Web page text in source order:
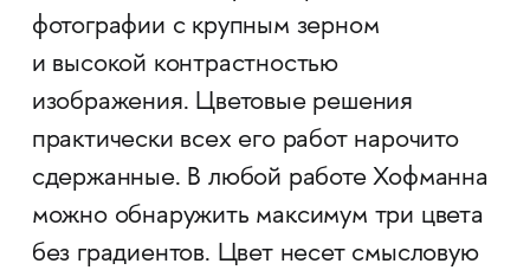
фотографии с крупным зерном
и высокой контрастностью
изображения. Цветовые решения
практически всех его работ нарочито
сдержанные. В любой работе Хофманна
можно обнаружить максимум три цвета
без градиентов. Цвет несет смысловую